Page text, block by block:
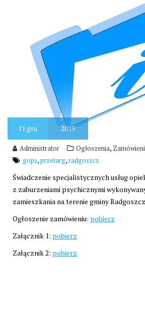
11gru 2019
Administrator Ogłoszenia,
gops,przetarg,radgoszcz
Świadczenie specjalistycznych usług
z zaburzeniami psychicznymi
zamieszkania na terenie gminy
Ogłoszenie zamówieniu: pobierz
Załącznik 1: pobierz
Załącznik 2: pobierz